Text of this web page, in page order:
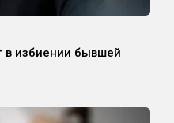
в избиении бывшей